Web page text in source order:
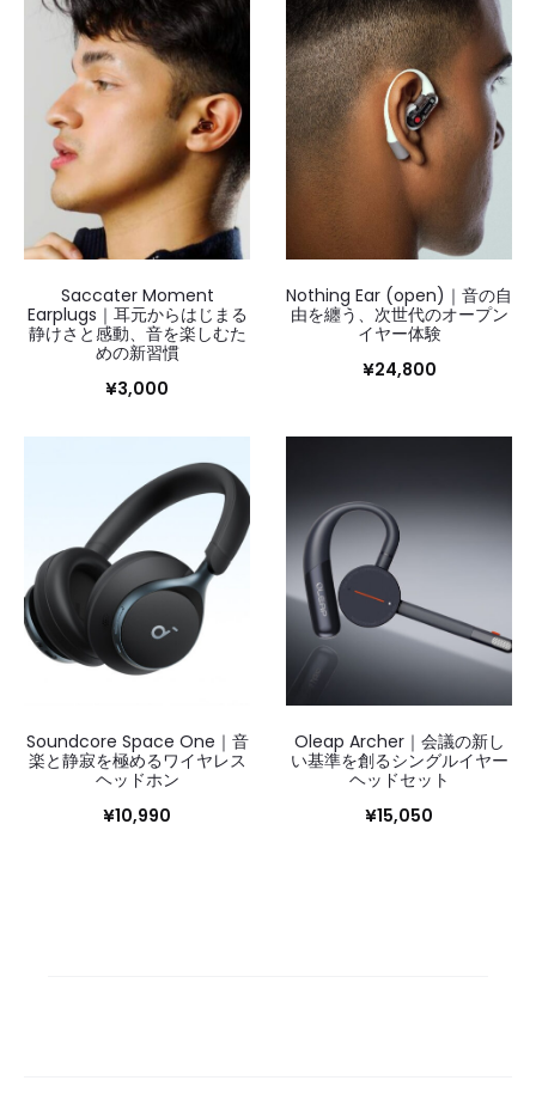
Saccater Moment
Earplugs｜耳元からはじまる
静けさと感動、音を楽しむた
めの新習慣
¥3,000
Nothing Ear (open)｜音の自
由を纏う、次世代のオープン
イヤー体験
¥24,800
Soundcore Space One｜音
楽と静寂を極めるワイヤレス
ヘッドホン
¥10,990
Oleap Archer｜会議の新し
い基準を創るシングルイヤー
ヘッドセット
¥15,050